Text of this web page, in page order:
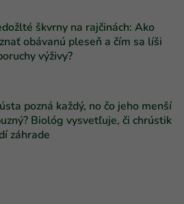
škvrny na rajčinách: Ako
obávanú pleseň a čím sa líši
výživy?
pozná každý, no čo jeho menší
Biológ vysvetľuje, či chrústik
záhrade